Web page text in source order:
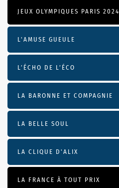
JEUX OLYMPIQUES PARIS 2024
L'AMUSE GUEULE
L’ÉCHO DE L’ÉCO
LA BARONNE ET COMPAGNIE
LA BELLE SOUL
LA CLIQUE D'ALIX
LA FRANCE À TOUT PRIX